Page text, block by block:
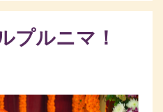
プルニマ！